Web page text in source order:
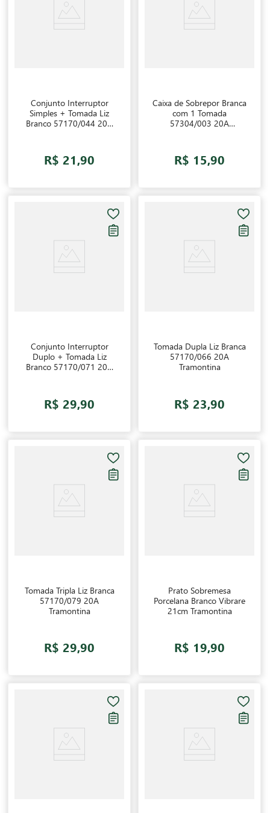
Conjunto Interruptor
Simples + Tomada Liz
Branco 57170/044 20A
R$ 21,90
Caixa de Sobrepor Branca
com 1 Tomada
57304/003 20A
R$ 15,90
Conjunto Interruptor
Duplo + Tomada Liz
Branco 57170/071 20A
R$ 29,90
Tomada Dupla Liz Branca
57170/066 20A
Tramontina
R$ 23,90
Tomada Tripla Liz Branca
57170/079 20A
Tramontina
R$ 29,90
Prato Sobremesa
Porcelana Branco Vibrare
21cm Tramontina
R$ 19,90